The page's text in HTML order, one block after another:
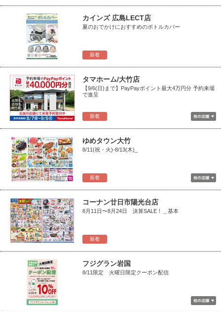
新着
カインズ 広島LECT店
夏のおでかけにおすすめのボトルカバー
新着
タマホーム/大竹店
【9/6(日)まで】PayPayポイント最大4万円分 予約来場
で進呈
新着
ゆめタウン大竹
8/11(祝・火)-8/13(木)_
新着
コーナン廿日市陽光台店
8月11日〜8月24日 決算SALE！＿基本
フジグラン岩国
8/11限定 火曜日限定クーポン配信